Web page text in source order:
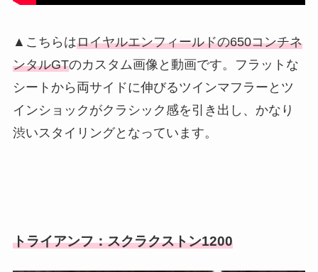
▲こちらはロイヤルエンフィールドの650コンチネ
ンタルGTのカスタム画像と動画です。フラットな
シートから両サイドに伸びるツインマフラーとツ
インショックがクラシック感を引き出し、かなり
渋いスタイリングとなっています。
トライアンフ：スクラクストン1200